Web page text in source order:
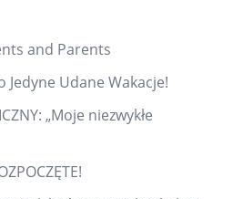
and Parents
Jedyne Udane Wakacje!
„Moje niezwykłe